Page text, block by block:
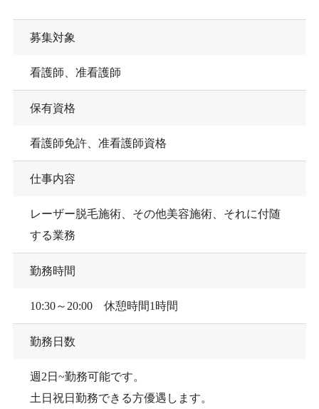
募集対象
看護師、准看護師
保有資格
看護師免許、准看護師資格
仕事内容
レーザー脱毛施術、その他美容施術、それに付随
する業務
勤務時間
10:30～20:00 休憩時間1時間
勤務日数
週2日~勤務可能です。
土日祝日勤務できる方優遇します。